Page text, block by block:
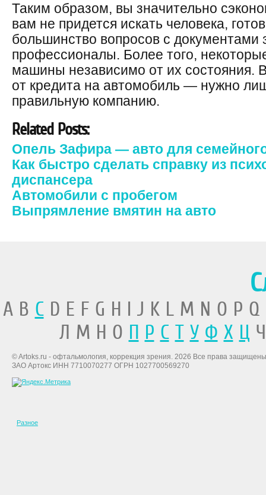
Таким образом, вы значительно
вам не придется искать человека,
большинство вопросов с документами
профессионалы. Более того,
машины независимо от их состояния.
от кредита на автомобиль — нужно
правильную компанию.
Related Posts:
Опель Зафира — авто для
Как быстро сделать справку из
диспансера
Автомобили с пробегом
Выпрямление вмятин на авто
A B CD E F G H I J K L M N O P
Л М Н О П Р С Т У Ф Х Ц
© Artoks.ru - офтальмология, коррекция зрения. 2026 Все права
ЗАО Артокс ИНН 7710070277 ОГРН 1027700569270
Разное